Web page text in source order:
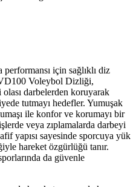
için sağlıklı diz
VD100 Voleybol Dizliği,
darbelerden koruyarak
tutmayı hedefler. Yumuşak
ile konfor ve korumayı bir
veya zıplamalarda darbeyi
yapısı sayesinde sporcuya yük
hareket özgürlüğü tanır.
da güvenle